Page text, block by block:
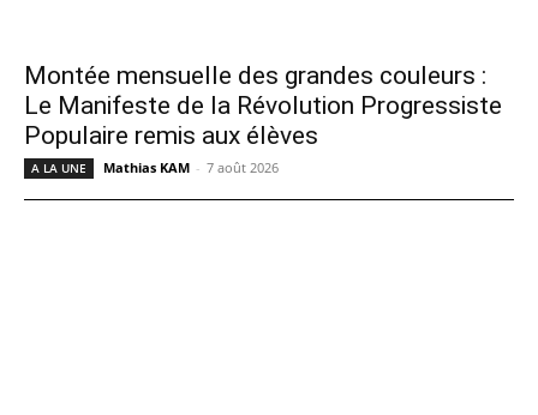
Montée mensuelle des grandes couleurs :
Le Manifeste de la Révolution Progressiste
Populaire remis aux élèves
A LA UNE Mathias KAM - 7 août 2026